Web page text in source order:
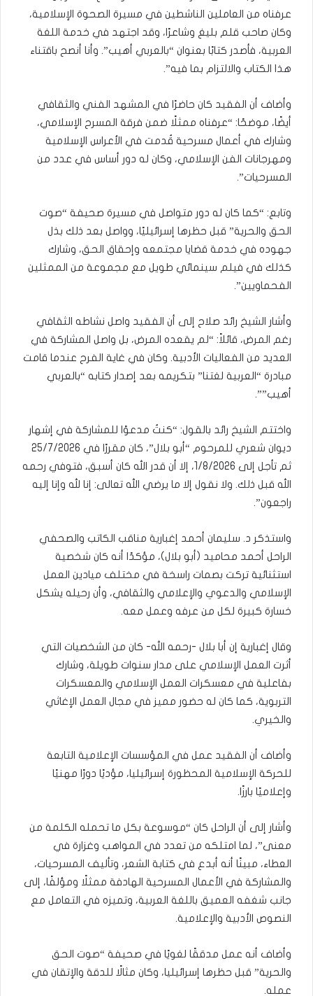
عرفناه من العاملين الناشطين في مسيرة الصحوة الإسلامية،
وكان صاحب قلم بليغ وشاعرًا، وقد اجتهد في خدمة اللغة
العربية، فأصدر كتابًا بعنوان “بالعربي أهيب”. وأنا أنصح باقتناء
هذا الكتاب والالتزام بما فيه”.
وأضاف أن الفقيد كان حاضرًا في المشهد الفني والثقافي
أيضًا، موضحًا: “عرفناه ممثلًا ضمن فرقة المسرح الإسلامي،
وشارك في أعمال مسرحية قُدمت في الأعراس الإسلامية
ومهرجانات الفن الإسلامي، وكان له دور أساس في عدد من
المسرحيات”.
وتابع: “كما كان له دور متواصل في مسيرة صحيفة “صوت
الحق والحرية” قبل حظرها إسرائيليًا، وواصل بعد ذلك بذل
جهوده في خدمة قضايا مجتمعه وإحقاق الحق، وشارك
كذلك في فيلم سينمائي طويل مع مجموعة من الممثلين
الفحماويين”.
وأشار الشيخ رائد صلاح إلى أن الفقيد واصل نشاطه الثقافي
رغم المرض، قائلاً: “لم يقعده المرض، بل واصل المشاركة في
العديد من الفعاليات الأدبية. وكان في غاية الفرح عندما قامت
مبادرة “العربية لغتنا” بتكريمه بعد إصدار كتابه “بالعربي
أهيب””.
واختتم الشيخ رائد بالقول: “كنتُ مدعوًا للمشاركة في إشهار
ديوان شعري للمرحوم “أبو بلال”، كان مقررًا في 25/7/2026
ثم تأجل إلى 1/8/2026، إلا أن قدر الله كان أسبق، فتوفي رحمه
الله قبل ذلك. ولا نقول إلا ما يرضي الله تعالى: إنا لله وإنا إليه
راجعون”.
واستذكر د. سليمان أحمد إغبارية مناقب الكاتب والصحفي
الراحل أحمد محاميد (أبو بلال)، مؤكدًا أنه كان شخصية
استثنائية تركت بصمات راسخة في مختلف ميادين العمل
الإسلامي والدعوي والإعلامي والثقافي، وأن رحيله يشكل
خسارة كبيرة لكل من عرفه وعمل معه.
وقال إغبارية إن أبا بلال -رحمه الله- كان من الشخصيات التي
أثرت العمل الإسلامي على مدار سنوات طويلة، وشارك
بفاعلية في معسكرات العمل الإسلامي والمعسكرات
التربوية، كما كان له حضور مميز في مجال العمل الإغاثي
والخيري.
وأضاف أن الفقيد عمل في المؤسسات الإعلامية التابعة
للحركة الإسلامية المحظورة إسرائيليا، مؤديًا دورًا مهنيًا
وإعلاميًا بارزًا.
وأشار إلى أن الراحل كان “موسوعة بكل ما تحمله الكلمة من
معنى”، لما امتلكه من تعدد في المواهب وغزارة في
العطاء، مبينًا أنه أبدع في كتابة الشعر، وتأليف المسرحيات،
والمشاركة في الأعمال المسرحية الهادفة ممثلًا ومؤلفًا، إلى
جانب شغفه العميق باللغة العربية، وتميزه في التعامل مع
النصوص الأدبية والإعلامية.
وأضاف أنه عمل مدققًا لغويًا في صحيفة “صوت الحق
والحرية” قبل حظرها إسرائيليا، وكان مثالًا للدقة والإتقان في
عمله.